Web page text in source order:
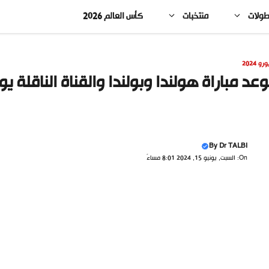
منتخبات كأس العالم 2026
2024
مباراة هولندا وبولندا والقناة الناقلة يورو
ByDr TALBI
On: السبت, يونيو 15, 2024 8:01 مساءً